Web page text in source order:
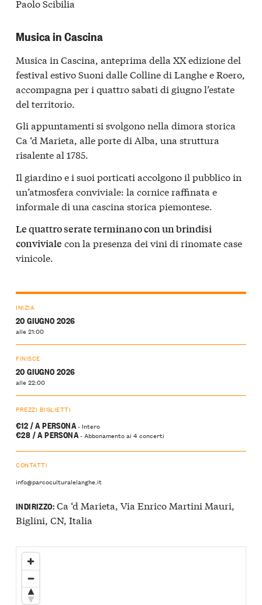
Paolo Scibilia
Musica in Cascina
Musica in Cascina, anteprima della XX edizione del
festival estivo Suoni dalle Colline di Langhe e Roero,
accompagna per i quattro sabati di giugno l’estate
del territorio.
Gli appuntamenti si svolgono nella dimora storica
Ca ‘d Marieta, alle porte di Alba, una struttura
risalente al 1785.
Il giardino e i suoi porticati accolgono il pubblico in
un’atmosfera conviviale: la cornice raffinata e
informale di una cascina storica piemontese.
Le quattro serate terminano con un brindisi
conviviale con la presenza dei vini di rinomate case
vinicole.
INIZIA
20 GIUGNO 2026
alle 21:00
FINISCE
20 GIUGNO 2026
alle 22:00
PREZZI BIGLIETTI
€12 / A PERSONA- Intero
€28 / A PERSONA- Abbonamento ai 4 concerti
CONTATTI
info@parcoculturalelanghe.it
INDIRIZZO:Ca ‘d Marieta, Via Enrico Martini Mauri,
Biglini, CN, Italia